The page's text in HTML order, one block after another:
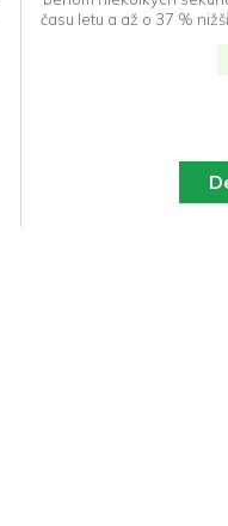
času letu a až o 37 %
nadmorskej výške,
bezkonkurenčnými